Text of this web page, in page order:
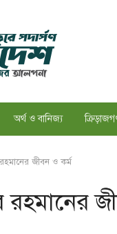
অর্থ ও বানিজ্য
জীবন ও কর্ম
রহমানের